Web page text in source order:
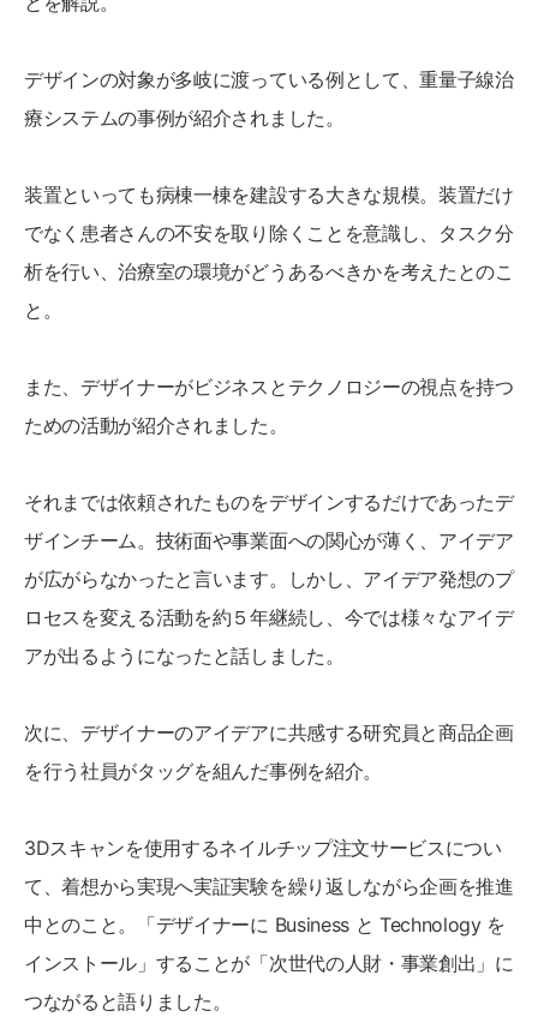
デザインの対象が多岐に渡っている例として、重量子線治
療システムの事例が紹介されました。
装置といっても病棟一棟を建設する大きな規模。装置だけ
でなく患者さんの不安を取り除くことを意識し、タスク分
析を行い、治療室の環境がどうあるべきかを考えたとのこ
と。
また、デザイナーがビジネスとテクノロジーの視点を持つ
ための活動が紹介されました。
それまでは依頼されたものをデザインするだけであったデ
ザインチーム。技術面や事業面への関心が薄く、アイデア
が広がらなかったと言います。しかし、アイデア発想のプ
ロセスを変える活動を約５年継続し、今では様々なアイデ
アが出るようになったと話しました。
次に、デザイナーのアイデアに共感する研究員と商品企画
を行う社員がタッグを組んだ事例を紹介。
3Dスキャンを使用するネイルチップ注文サービスについ
て、着想から実現へ実証実験を繰り返しながら企画を推進
中とのこと。「デザイナーに Business と Technology を
インストール」することが「次世代の人財・事業創出」に
つながると語りました。